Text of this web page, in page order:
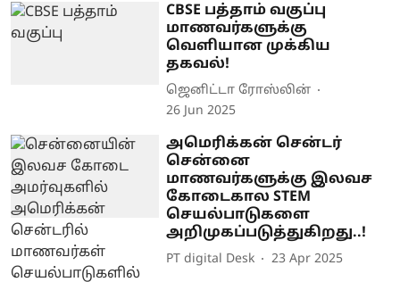
CBSE பத்தாம் வகுப்பு
மாணவர்களுக்கு
வெளியான முக்கிய
தகவல்!
ஜெனிட்டா ரோஸ்லின்
26 Jun 2025
அமெரிக்கன் சென்டர்
சென்னை
மாணவர்களுக்கு இலவச
கோடைகால STEM
செயல்பாடுகளை
அறிமுகப்படுத்துகிறது..!
PT digital Desk 23 Apr 2025